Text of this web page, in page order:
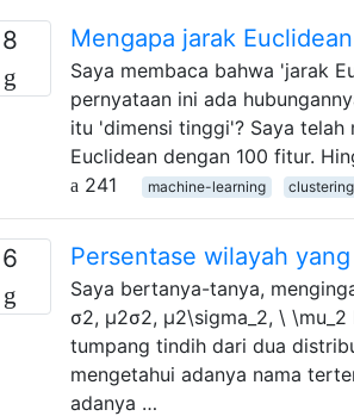
8 Mengapa jarak
Saya membaca bahwa 'jarak
pernyataan ini ada
itu 'dimensi tinggi'? Saya telah
Euclidean dengan 100 fitur.
241
machine-learning clustering
6 Persentase wilayah
Saya bertanya-tanya,
σ2, μ2σ2, μ2\sigma_2, \
tumpang tindih dari dua
mengetahui adanya nama
adanya …